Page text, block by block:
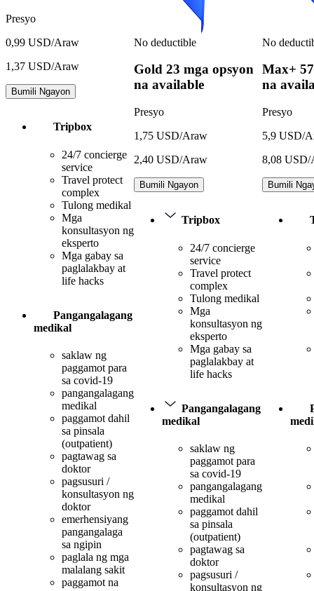
Presyo
0,99 USD/Araw
1,37 USD/Araw
Bumili Ngayon
Tripbox
24/7 concierge
service
Travel protect
complex
Tulong medikal
Mga
konsultasyon ng
eksperto
Mga gabay sa
paglalakbay at
life hacks
Pangangalagang
medikal
saklaw ng
paggamot para
sa covid-19
pangangalagang
medikal
paggamot dahil
sa pinsala
(outpatient)
pagtawag sa
doktor
pagsusuri /
konsultasyon ng
doktor
emerhensiyang
pangangalaga
sa ngipin
paglala ng mga
malalang sakit
paggamot na
No deductible
Gold 23 mga opsyon
na available
Presyo
1,75 USD/Araw
2,40 USD/Araw
Bumili Ngayon
Tripbox
24/7 concierge
service
Travel protect
complex
Tulong medikal
Mga
konsultasyon ng
eksperto
Mga gabay sa
paglalakbay at
life hacks
Pangangalagang
medikal
saklaw ng
paggamot para
sa covid-19
pangangalagang
medikal
paggamot dahil
sa pinsala
(outpatient)
pagtawag sa
doktor
pagsusuri /
konsultasyon ng
No
Max+
na
Presyo
5,9 USD/
8,08 USD/
Bumili